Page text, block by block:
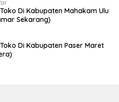
Di Kabupaten Mahakam Ulu
Sekarang)
Di Kabupaten Paser Maret